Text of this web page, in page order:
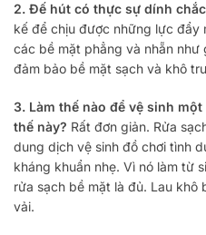
2. Đế hút có thực sự dính
kế để chịu được những lực đẩy
các bề mặt phẳng và nhẵn như
đảm bảo bề mặt sạch và khô
3. Làm thế nào để vệ sinh
thế này? Rất đơn giản. Rửa
dung dịch vệ sinh đồ chơi tình
kháng khuẩn nhẹ. Vì nó làm từ
rửa sạch bề mặt là đủ. Lau khô
vải.